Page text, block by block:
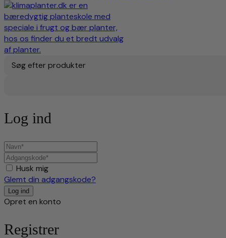
Søg efter produkter
Log ind
Husk mig
Glemt din adgangskode?
Opret en konto
Registrer